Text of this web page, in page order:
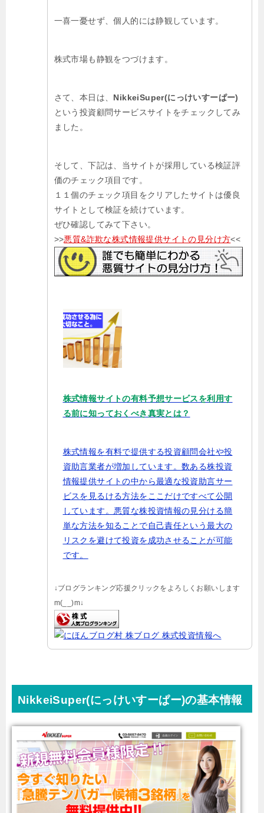
一喜一憂せず、個人的には静観しています。
株式市場も静観をつづけます。
さて、本日は、 NikkeiSuper(にっけいすーぱー)
という投資顧問サービスサイトをチェックしてみ
ました。
そして、下記は、当サイトが採用している検証評
価のチェック項目です。
１１個のチェック項目をクリアしたサイトは優良
サイトとして検証を続けています。
ぜひ確認してみて下さい。
>>悪質&詐欺な株式情報提供サイトの見分け方<<
株式情報サイトの有料予想サービスを利用す
る前に知っておくべき真実とは？
株式情報を有料で提供する投資顧問会社や投
資助言業者が増加しています。数ある株投資
情報提供サイトの中から最適な投資助言サー
ビスを見るける方法をここだけですべて公開
しています。悪質な株投資情報の見分ける簡
単な方法を知ることで自己責任という最大の
リスクを避けて投資を成功させることが可能
です。
↓ブログランキング応援クリックをよろしくお願いします
m(__)m↓
NikkeiSuper(にっけいすーぱー)の基本情報